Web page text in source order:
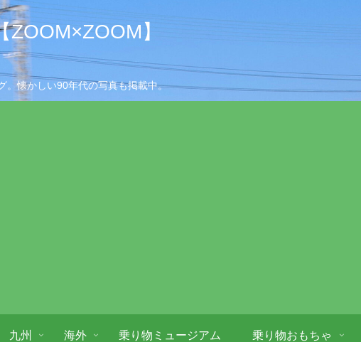
】
。懐かしい90年代の写真も掲載中。
九州 海外 乗り物ミュージアム 乗り物おもちゃ